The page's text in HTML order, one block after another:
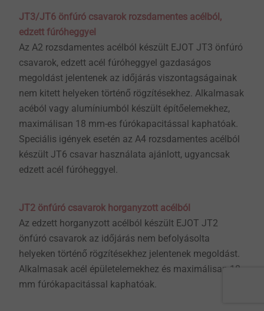
JT3/JT6 önfúró csavarok rozsdamentes acélból,
edzett fúróheggyel
Az A2 rozsdamentes acélból készült EJOT JT3 önfúró
csavarok, edzett acél fúróheggyel gazdaságos
megoldást jelentenek az időjárás viszontagságainak
nem kitett helyeken történő rögzítésekhez. Alkalmasak
acéból vagy alumíniumból készült építőelemekhez,
maximálisan 18 mm-es fúrókapacitással kaphatóak.
Speciális igények esetén az A4 rozsdamentes acélból
készült JT6 csavar használata ajánlott, ugyancsak
edzett acél fúróheggyel.
JT2 önfúró csavarok horganyzott acélból
Az edzett horganyzott acélból készült EJOT JT2
önfúró csavarok az időjárás nem befolyásolta
helyeken történő rögzítésekhez jelentenek megoldást.
Alkalmasak acél épületelemekhez és maximálisan 18
mm fúrókapacitással kaphatóak.